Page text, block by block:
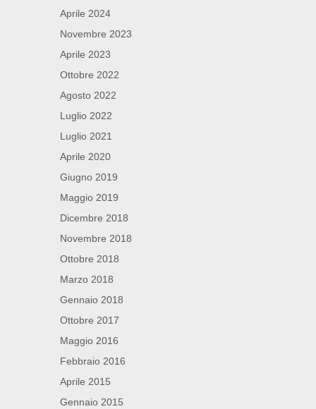
Aprile 2024
Novembre 2023
Aprile 2023
Ottobre 2022
Agosto 2022
Luglio 2022
Luglio 2021
Aprile 2020
Giugno 2019
Maggio 2019
Dicembre 2018
Novembre 2018
Ottobre 2018
Marzo 2018
Gennaio 2018
Ottobre 2017
Maggio 2016
Febbraio 2016
Aprile 2015
Gennaio 2015